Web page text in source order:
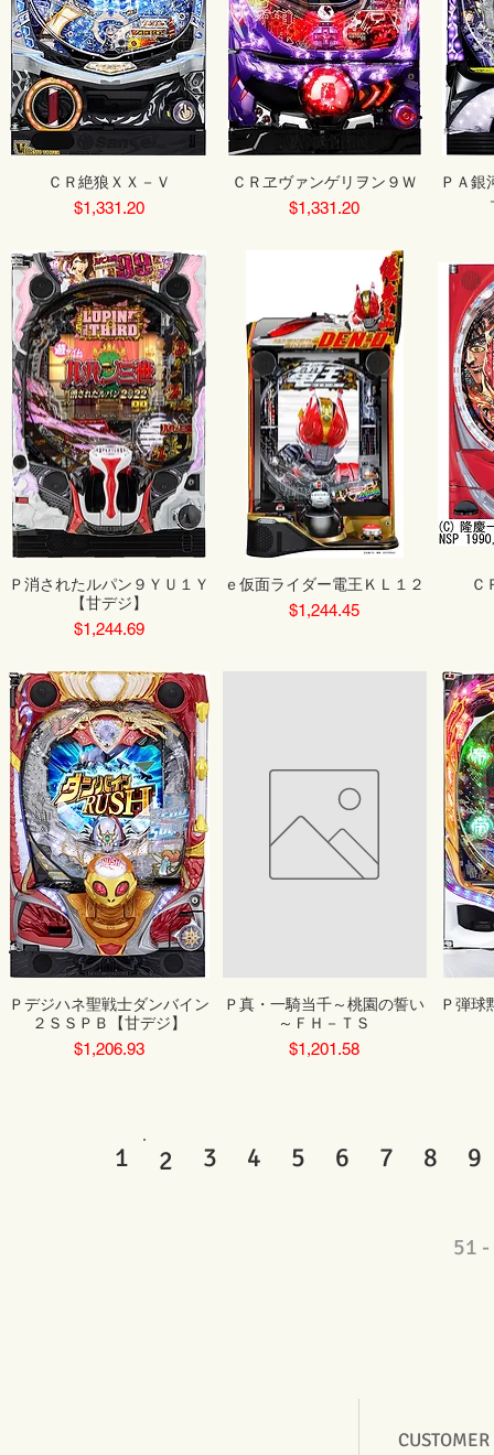
ＣＲ絶狼ＸＸ－Ｖ
Price
$1,331.20
ＣＲヱヴァンゲリヲン９Ｗ
Price
$1,331.20
ＰＡ銀
Ｐ消されたルパン９ＹＵ１Ｙ
【甘デジ】
Price
$1,244.69
ｅ仮面ライダー電王ＫＬ１２
Price
$1,244.45
Ｃ
Ｐデジハネ聖戦士ダンバイン
２ＳＳＰＢ【甘デジ】
Price
$1,206.93
Ｐ真・一騎当千～桃園の誓い
～ＦＨ－ＴＳ
Price
$1,201.58
Ｐ弾球
1 2 3 4 5 6 7 8 9
51